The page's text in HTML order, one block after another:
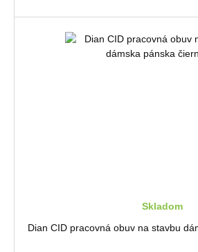
Skladom
Dian CID pracovná obuv na stavbu